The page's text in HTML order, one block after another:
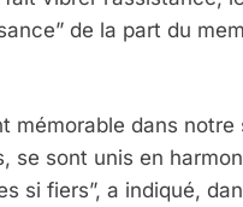
de la part du
mémorable dans
se sont unis en
si fiers”, a indiqué,